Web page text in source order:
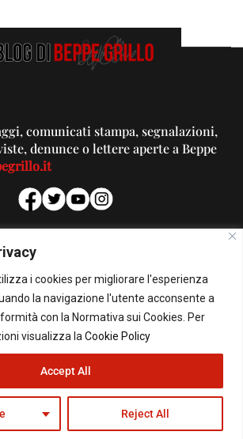
i cookies per migliorare l'esperienza
la navigazione l'utente acconsente a
con la Normativa sui Cookies. Per
visualizza la Cookie Policy
Reject All
Accept All
comunicati stampa, segnalazioni,
denunce o lettere aperte a Beppe
PUBBLICITA'
Per la tua pubblicità su questo Blog:
pubblicita@beppegrillo.it
di Beppe Grillo. All Rights Reserved - Powered by
happygrafic.com